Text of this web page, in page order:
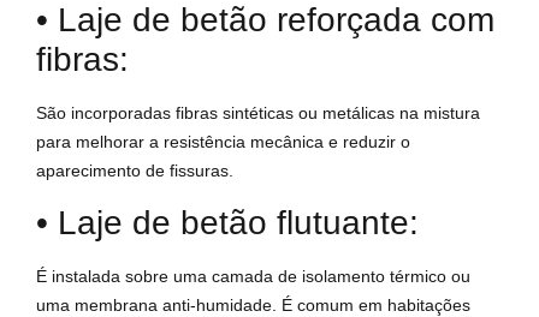
• Laje de betão reforçada com
fibras:
São incorporadas fibras sintéticas ou metálicas na mistura
para melhorar a resistência mecânica e reduzir o
aparecimento de fissuras.
• Laje de betão flutuante:
É instalada sobre uma camada de isolamento térmico ou
uma membrana anti-humidade. É comum em habitações